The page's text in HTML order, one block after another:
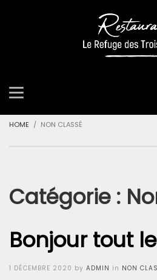
HOME NON CLASSÉ
Catégorie :
Bonjour tout
Posted
1 DÉCEMBRE 2020 by ADMIN in NON